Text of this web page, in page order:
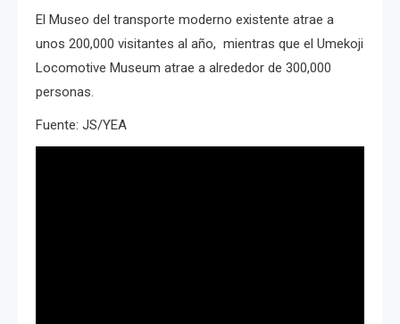
El Museo del transporte moderno existente atrae a
unos 200,000 visitantes al año, mientras que el Umekoji
Locomotive Museum atrae a alrededor de 300,000
personas.
Fuente: JS/YEA